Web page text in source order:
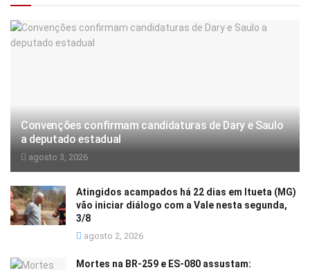
Convenções confirmam candidaturas de Dary e Saulo
a deputado estadual
agosto 3, 2026
Atingidos acampados há 22 dias em Itueta (MG)
vão iniciar diálogo com a Vale nesta segunda,
3/8
agosto 2, 2026
Mortes na BR-259 e ES-080 assustam: